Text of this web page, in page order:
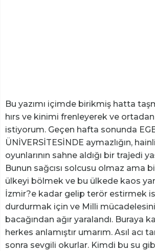
Bu yazımı içimde birikmiş hatta
hırs ve kinimi frenleyerek ve
istiyorum. Geçen hafta sonunda
ÜNİVERSİTESİNDE aymazlığın,
oyunlarının sahne aldığı bir trajedi
Bunun sağcısı solcusu olmaz ama
ülkeyi bölmek ve bu ülkede kaos
İzmir?e kadar gelip terör estirmek
durdurmak için ve Milli
bacağından ağır yaralandı. Buraya
herkes anlamıştır umarım. Asıl acı
sonra sevgili okurlar. Kimdi bu su